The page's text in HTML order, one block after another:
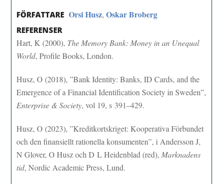
FÖRFATTARE Orsi Husz,Oskar Broberg
REFERENSER
Hart, K (2000), The Memory Bank: Money in an Unequal
World, Profile Books, London.
Husz, O (2018), ”Bank Identity: Banks, ID Cards, and the
Emergence of a Financial Identification Society in Sweden”,
Enterprise & Society, vol 19, s 391–429.
Husz, O (2023), ”Kreditkortskriget: Kooperativa Förbundet
och den finansiellt rationella konsumenten”, i Andersson J,
N Glover, O Husz och D L Heidenblad (red), Marknadens
tid, Nordic Academic Press, Lund.